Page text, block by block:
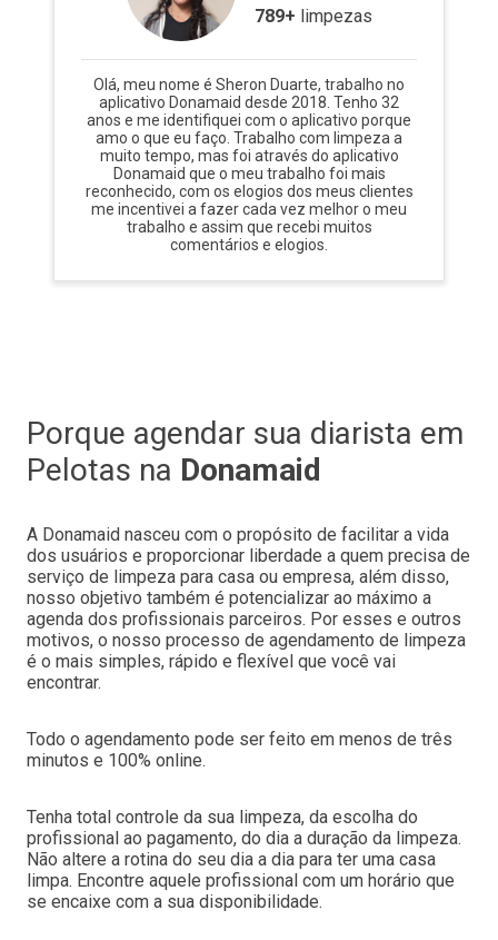
789+ limpezas
Olá, meu nome é Sheron Duarte, trabalho no
aplicativo Donamaid desde 2018. Tenho 32
anos e me identifiquei com o aplicativo porque
amo o que eu faço. Trabalho com limpeza a
muito tempo, mas foi através do aplicativo
Donamaid que o meu trabalho foi mais
reconhecido, com os elogios dos meus clientes
me incentivei a fazer cada vez melhor o meu
trabalho e assim que recebi muitos
comentários e elogios.
Porque agendar sua diarista em
Pelotas na Donamaid
A Donamaid nasceu com o propósito de facilitar a vida
dos usuários e proporcionar liberdade a quem precisa de
serviço de limpeza para casa ou empresa, além disso,
nosso objetivo também é potencializar ao máximo a
agenda dos profissionais parceiros. Por esses e outros
motivos, o nosso processo de agendamento de limpeza
é o mais simples, rápido e flexível que você vai
encontrar.
Todo o agendamento pode ser feito em menos de três
minutos e 100% online.
Tenha total controle da sua limpeza, da escolha do
profissional ao pagamento, do dia a duração da limpeza.
Não altere a rotina do seu dia a dia para ter uma casa
limpa. Encontre aquele profissional com um horário que
se encaixe com a sua disponibilidade.